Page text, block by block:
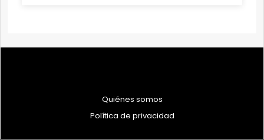
Quiénes somos
Política de privacidad